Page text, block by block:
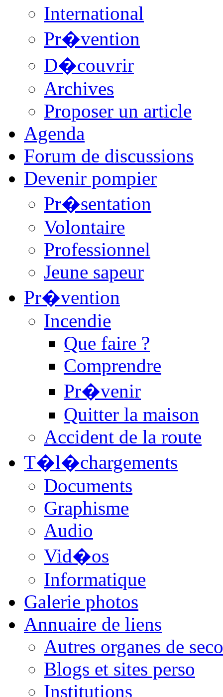
International
Pr�vention
D�couvrir
Archives
Proposer un article
Agenda
Forum de discussions
Devenir pompier
Pr�sentation
Volontaire
Professionnel
Jeune sapeur
Pr�vention
Incendie
Que faire ?
Comprendre
Pr�venir
Quitter la maison
Accident de la route
T�l�chargements
Documents
Graphisme
Audio
Vid�os
Informatique
Galerie photos
Annuaire de liens
Autres organes de
Blogs et sites perso
Institutions